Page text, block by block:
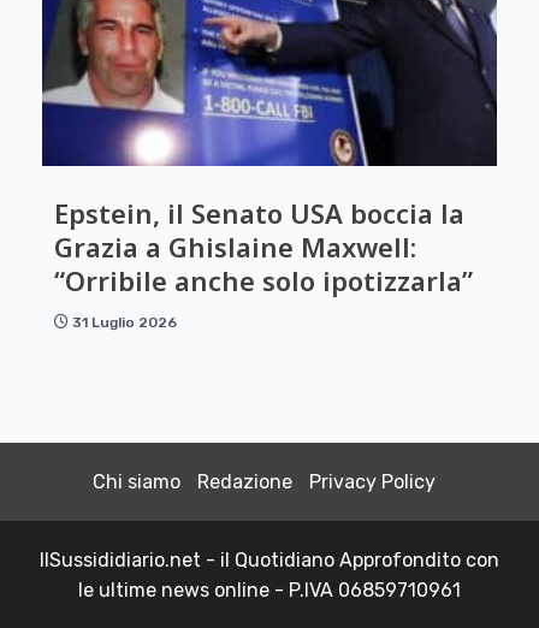
Epstein, il Senato USA boccia la
Grazia a Ghislaine Maxwell:
“Orribile anche solo ipotizzarla”
31 Luglio 2026
Chi siamo Redazione Privacy Policy
IlSussididiario.net - il Quotidiano Approfondito con
le ultime news online - P.IVA 06859710961